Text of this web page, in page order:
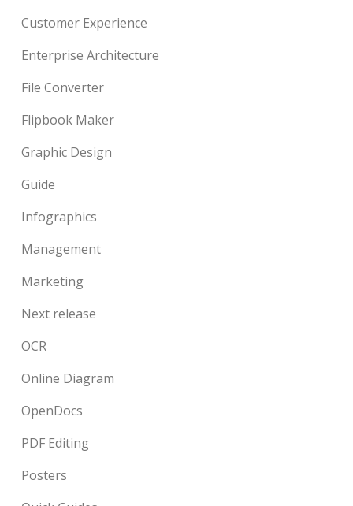
Customer Experience
Enterprise Architecture
File Converter
Flipbook Maker
Graphic Design
Guide
Infographics
Management
Marketing
Next release
OCR
Online Diagram
OpenDocs
PDF Editing
Posters